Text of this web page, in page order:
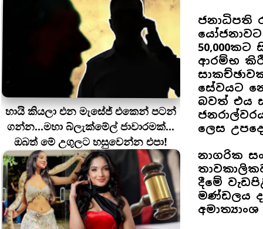
හායි කියලා එන මැසේජ් එකෙන් පටන්
ගන්න...මහා බ්ලැක්මේල් ජාවාරමක්...
ඔබත් මේ උගුලට හසුවෙන්න එපා!
ජනාධිපති
ආරම්භ
සේවයට
බවත් එය
ලෙස
නාගරික
දීමේ
මණ්ඩලය